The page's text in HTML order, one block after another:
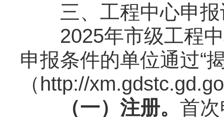
三、工程中心申报
2025年市级工程中
申报条件的单位通过“
（http://
（一）注册。 首